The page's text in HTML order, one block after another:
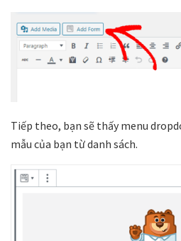
Tiếp theo, bạn sẽ thấy menu
mẫu của bạn từ danh sách.